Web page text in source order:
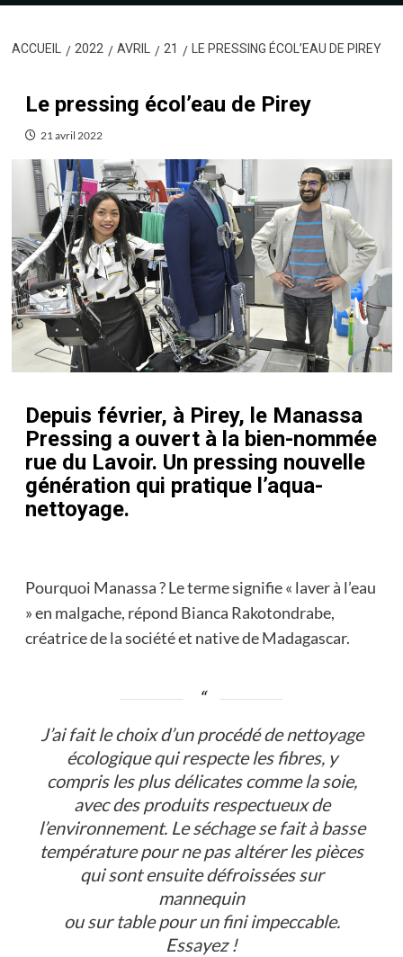
ACCUEIL 2022 AVRIL 21 LE PRESSING ÉCOL’EAU DE PIREY
Le pressing écol’eau de Pirey
21 avril 2022
Depuis février, à Pirey, le Manassa
Pressing a ouvert à la bien-nommée
rue du Lavoir. Un pressing nouvelle
génération qui pratique l’aqua-
nettoyage.
Pourquoi Manassa ? Le terme signifie « laver à l’eau
» en malgache, répond Bianca Rakotondrabe,
créatrice de la société et native de Madagascar.
J’ai fait le choix d’un procédé de nettoyage
écologique qui respecte les fibres, y
compris les plus délicates comme la soie,
avec des produits respectueux de
l’environnement. Le séchage se fait à basse
température pour ne pas altérer les pièces
qui sont ensuite défroissées sur
mannequin
ou sur table pour un fini impeccable.
Essayez !